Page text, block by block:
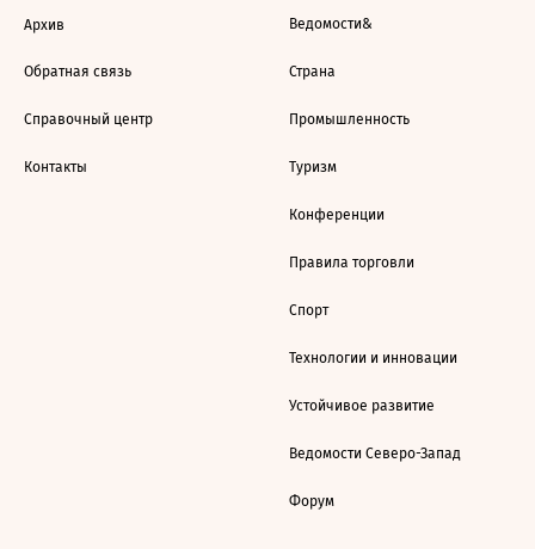
Архив
Обратная связь
Справочный центр
Контакты
Ведомости&
Страна
Промышленность
Туризм
Конференции
Правила торговли
Спорт
Технологии и инновации
Устойчивое развитие
Ведомости Северо-Запад
Форум